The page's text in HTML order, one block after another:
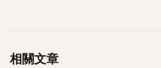
相關文章